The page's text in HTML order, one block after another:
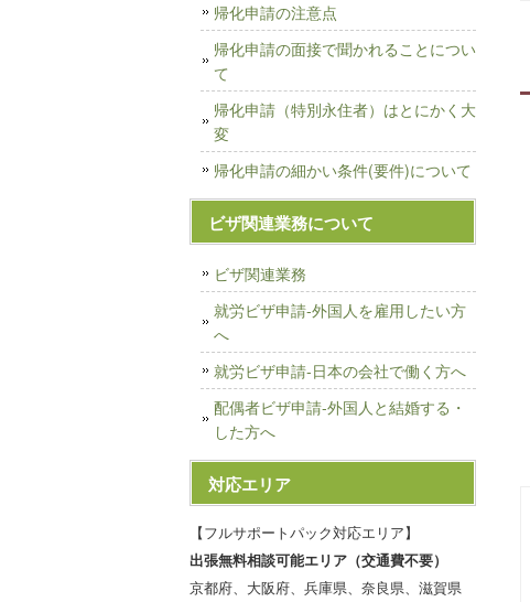
帰化申請の注意点
帰化申請の面接で聞かれることについ
て
帰化申請（特別永住者）はとにかく大
変
帰化申請の細かい条件(要件)について
ビザ関連業務について
ビザ関連業務
就労ビザ申請-外国人を雇用したい方
へ
就労ビザ申請-日本の会社で働く方へ
配偶者ビザ申請-外国人と結婚する・
した方へ
対応エリア
【フルサポートパック対応エリア】
出張無料相談可能エリア（交通費不要）
京都府、大阪府、兵庫県、奈良県、滋賀県